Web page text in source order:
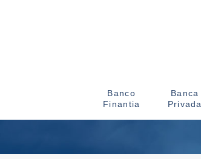
Banco
Finantia
Banca
Privada